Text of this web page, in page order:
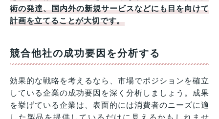
術の発達、国内外の新規サービスなどにも目を向けて
計画を立てることが大切です。
競合他社の成功要因を分析する
効果的な戦略を考えるなら、市場でポジションを確立
している企業の成功要因を深く分析しましょう。成果
を挙げている企業は、表面的には消費者のニーズに適